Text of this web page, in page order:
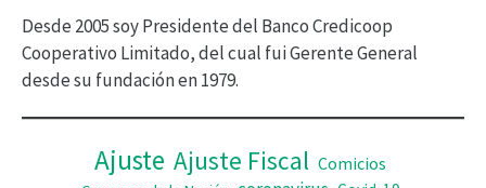
d
e
o
Desde 2005 soy Presidente del Banco Credicoop
Cooperativo Limitado, del cual fui Gerente General
desde su fundación en 1979.
Ajuste Ajuste Fiscal Comicios